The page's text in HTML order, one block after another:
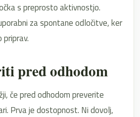
s preprosto aktivnostjo.
za spontane odločitve, ker
pred odhodom
če pred odhodom preverite
Prva je dostopnost. Ni dovolj,